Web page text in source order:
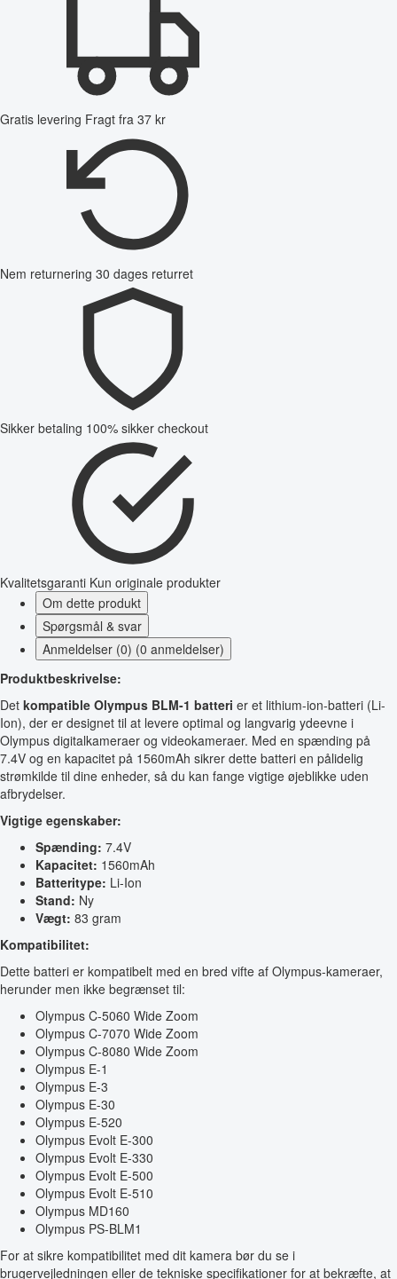
Gratis levering Fragt fra 37 kr
Nem returnering 30 dages returret
Sikker betaling 100% sikker checkout
Kvalitetsgaranti Kun originale produkter
Om dette produkt
Spørgsmål & svar
Anmeldelser (0) (0 anmeldelser)
Produktbeskrivelse:
Det kompatible Olympus BLM-1 batteri er et lithium-ion-batteri (Li-
Ion), der er designet til at levere optimal og langvarig ydeevne i
Olympus digitalkameraer og videokameraer. Med en spænding på
7.4V og en kapacitet på 1560mAh sikrer dette batteri en pålidelig
strømkilde til dine enheder, så du kan fange vigtige øjeblikke uden
afbrydelser.
Vigtige egenskaber:
Spænding: 7.4V
Kapacitet: 1560mAh
Batteritype: Li-Ion
Stand: Ny
Vægt: 83 gram
Kompatibilitet:
Dette batteri er kompatibelt med en bred vifte af Olympus-kameraer,
herunder men ikke begrænset til:
Olympus C-5060 Wide Zoom
Olympus C-7070 Wide Zoom
Olympus C-8080 Wide Zoom
Olympus E-1
Olympus E-3
Olympus E-30
Olympus E-520
Olympus Evolt E-300
Olympus Evolt E-330
Olympus Evolt E-500
Olympus Evolt E-510
Olympus MD160
Olympus PS-BLM1
For at sikre kompatibilitet med dit kamera bør du se i
brugervejledningen eller de tekniske specifikationer for at bekræfte, at